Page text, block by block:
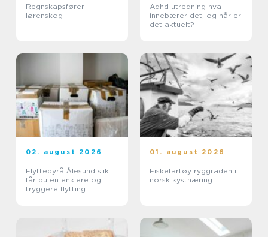
Regnskapsfører
lørenskog
Adhd utredning hva
innebærer det, og når er
det aktuelt?
02. august 2026
Flyttebyrå Ålesund slik
får du en enklere og
tryggere flytting
01. august 2026
Fiskefartøy ryggraden i
norsk kystnæring